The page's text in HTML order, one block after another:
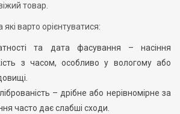
товар.
варто орієнтуватися:
та дата фасування – насіння
з часом, особливо у вологому або
– дрібне або нерівномірне за
часто дає слабші сходи.